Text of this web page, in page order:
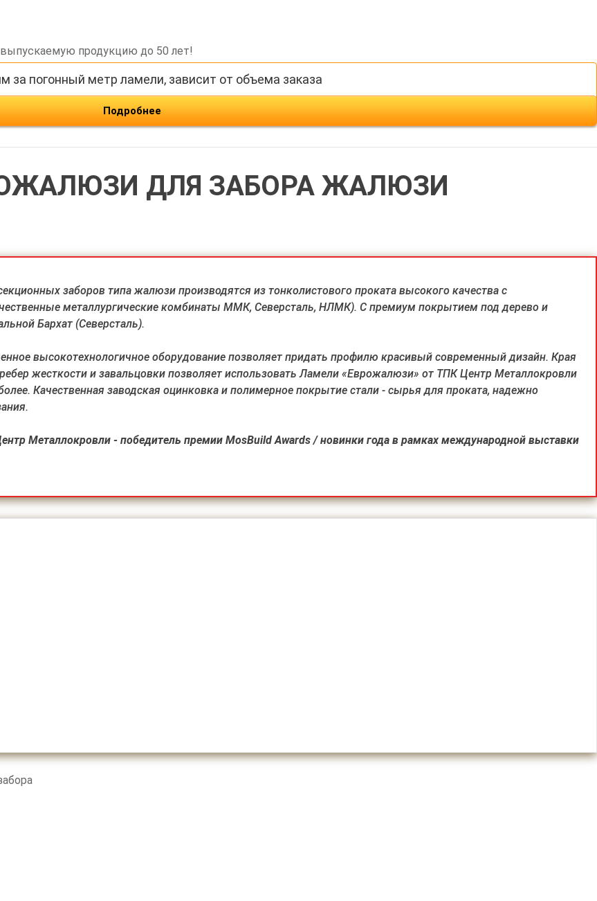
выпускаемую продукцию до 50 лет!
за погонный метр ламели, зависит от объема заказа
Подробнее
ДЛЯ ЗАБОРА ЖАЛЮЗИ
заборов типа жалюзи производятся из тонколистового проката высокого качества с
металлургические комбинаты ММК, Северсталь, НЛМК). С премиум покрытием под дерево и
Бархат (Северсталь).
высокотехнологичное оборудование позволяет придать профилю красивый современный дизайн. Края
жесткости и завальцовки позволяет использовать Ламели «Еврожалюзи» от ТПК Центр Металлокровли
Качественная заводская оцинковка и полимерное покрытие стали - сырья для проката, надежно
Металлокровли - победитель премии MosBuild Awards / новинки года в рамках международной выставки